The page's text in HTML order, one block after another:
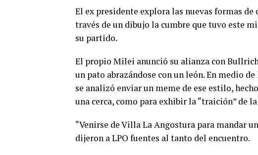
El ex presidente explora las nuevas formas
través de un dibujo la cumbre que tuvo este
su partido.
El propio Milei anunció su alianza con
un pato abrazándose con un león. En medio
se analizó enviar un meme de ese estilo,
una cerca, como para exhibir la “traición” de
“Venirse de Villa La Angostura para mandar
dijeron a LPO fuentes al tanto del encuentro.